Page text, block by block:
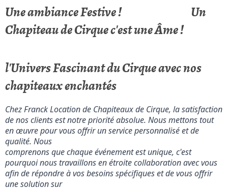
Une ambiance Festive ! Un
Chapiteau de Cirque c'est une Âme !
l'Univers Fascinant du Cirque avec nos
chapiteaux enchantés
Chez Franck Location de Chapiteaux de Cirque, la satisfaction
de nos clients est notre priorité absolue. Nous mettons tout
en œuvre pour vous offrir un service personnalisé et de
qualité. Nous
comprenons que chaque événement est unique, c'est
pourquoi nous travaillons en étroite collaboration avec vous
afin de répondre à vos besoins spécifiques et de vous offrir
une solution sur